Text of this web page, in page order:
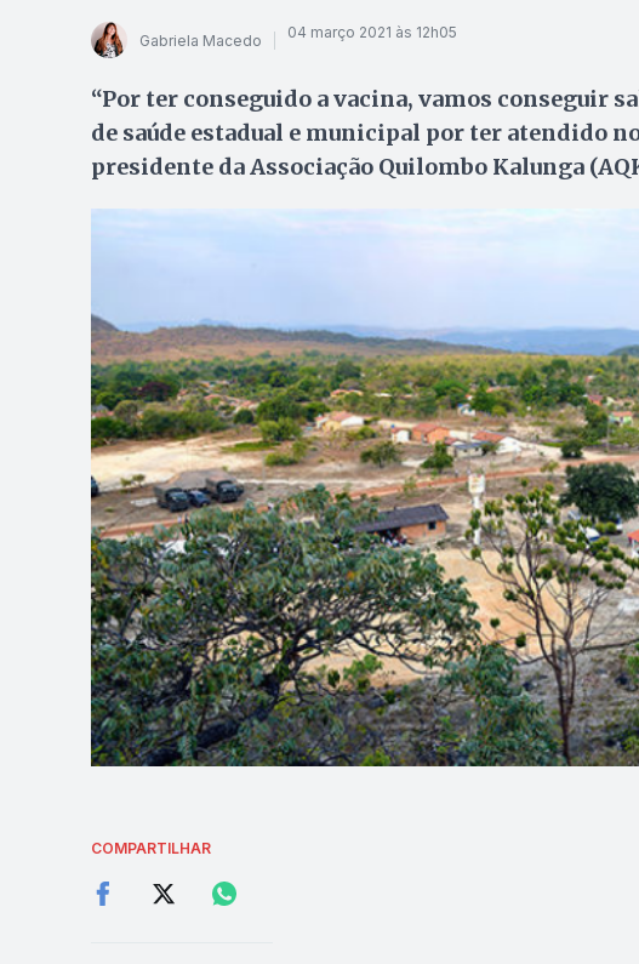
Gabriela Macedo 04 março 2021 às 12h05
“Por ter conseguido a vacina, vamos conseguir
de saúde estadual e municipal por ter atendido
presidente da Associação Quilombo Kalunga
COMPARTILHAR